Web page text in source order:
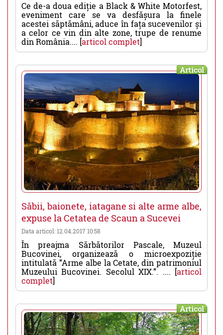
Ce de-a doua ediție a Black & White Motorfest,
eveniment care se va desfășura la finele
acestei săptămâni, aduce în fața sucevenilor și
a celor ce vin din alte zone, trupe de renume
din România.... [articol complet]
Articol
Săbii, baionete, iatagane si alte arme albe,
expuse la Cetatea de Scaun a Sucevei
Data articol: 12.04.2017 10:58
În preajma Sărbătorilor Pascale, Muzeul
Bucovinei, organizează o microexpoziție
intitulată ”Arme albe la Cetate, din patrimoniul
Muzeului Bucovinei. Secolul XIX.”. .... [articol
complet]
Articol